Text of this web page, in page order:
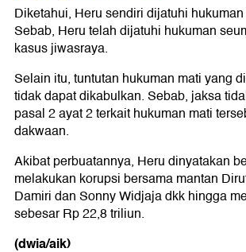
Diketahui, Heru sendiri dijatuhi
Sebab, Heru telah dijatuhi hukuman
kasus jiwasraya.
Selain itu, tuntutan hukuman mati yang
tidak dapat dikabulkan. Sebab, jaksa
pasal 2 ayat 2 terkait hukuman mati
dakwaan.
Akibat perbuatannya, Heru dinyatakan
melakukan korupsi bersama mantan
Damiri dan Sonny Widjaja dkk hingga
sebesar Rp 22,8 triliun.
(dwia/aik)